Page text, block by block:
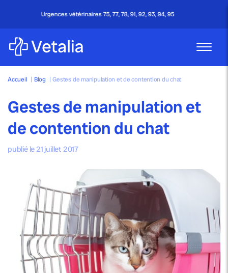
Appel gratuit - 24h/24 & 7j/7
Accueil | Blog | Gestes de manipulation et de contention du chat
Gestes de manipulation et
de contention du chat
publié le 21 juillet 2017